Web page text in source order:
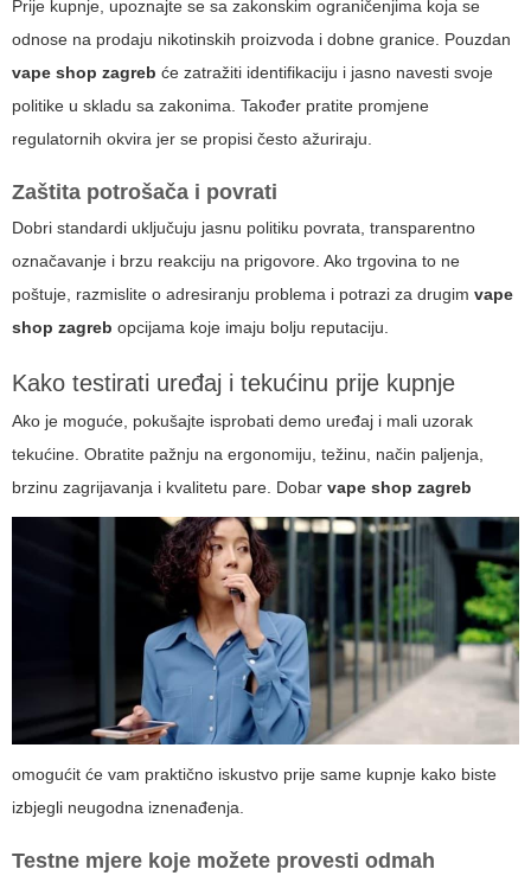
Prije kupnje, upoznajte se sa zakonskim ograničenjima koja se
odnose na prodaju nikotinskih proizvoda i dobne granice. Pouzdan
vape shop zagreb će zatražiti identifikaciju i jasno navesti svoje
politike u skladu sa zakonima. Također pratite promjene
regulatornih okvira jer se propisi često ažuriraju.
Zaštita potrošača i povrati
Dobri standardi uključuju jasnu politiku povrata, transparentno
označavanje i brzu reakciju na prigovore. Ako trgovina to ne
poštuje, razmislite o adresiranju problema i potrazi za drugim vape
shop zagreb opcijama koje imaju bolju reputaciju.
Kako testirati uređaj i tekućinu prije kupnje
Ako je moguće, pokušajte isprobati demo uređaj i mali uzorak
tekućine. Obratite pažnju na ergonomiju, težinu, način paljenja,
brzinu zagrijavanja i kvalitetu pare. Dobar vape shop zagreb
omogućit će vam praktično iskustvo prije same kupnje kako biste
izbjegli neugodna iznenađenja.
Testne mjere koje možete provesti odmah